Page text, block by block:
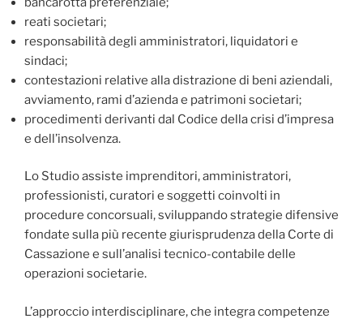
reati societari;
responsabilità degli amministratori, liquidatori e
sindaci;
contestazioni relative alla distrazione di beni aziendali,
avviamento, rami d’azienda e patrimoni societari;
procedimenti derivanti dal Codice della crisi d’impresa
e dell’insolvenza.
Lo Studio assiste imprenditori, amministratori,
professionisti, curatori e soggetti coinvolti in
procedure concorsuali, sviluppando strategie difensive
fondate sulla più recente giurisprudenza della Corte di
Cassazione e sull’analisi tecnico-contabile delle
operazioni societarie.
L’approccio interdisciplinare, che integra competenze